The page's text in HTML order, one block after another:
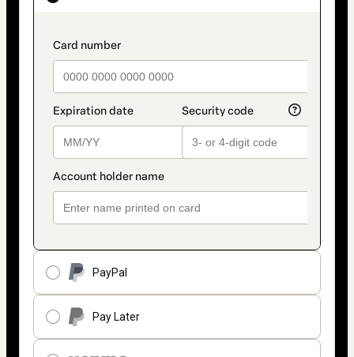
payment_data.section_title_v2
PayPal
Pay Later
method